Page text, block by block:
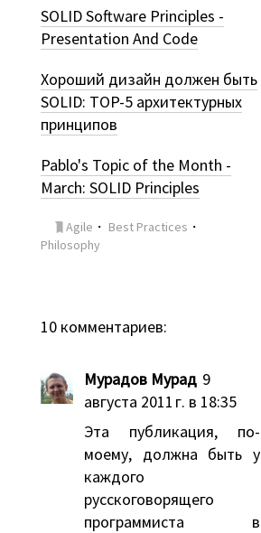
SOLID Software Principles -
Presentation And Code
Хороший дизайн должен быть
SOLID: TOP-5 архитектурных
принципов
Pablo's Topic of the Month -
March: SOLID Principles
Agile ・ Best Practices ・
Philosophy
10 комментариев:
Мурадов Мурад 9
августа 2011 г. в 18:35
Эта публикация, по-
моему, должна быть у
каждого
русскоговорящего
программиста в